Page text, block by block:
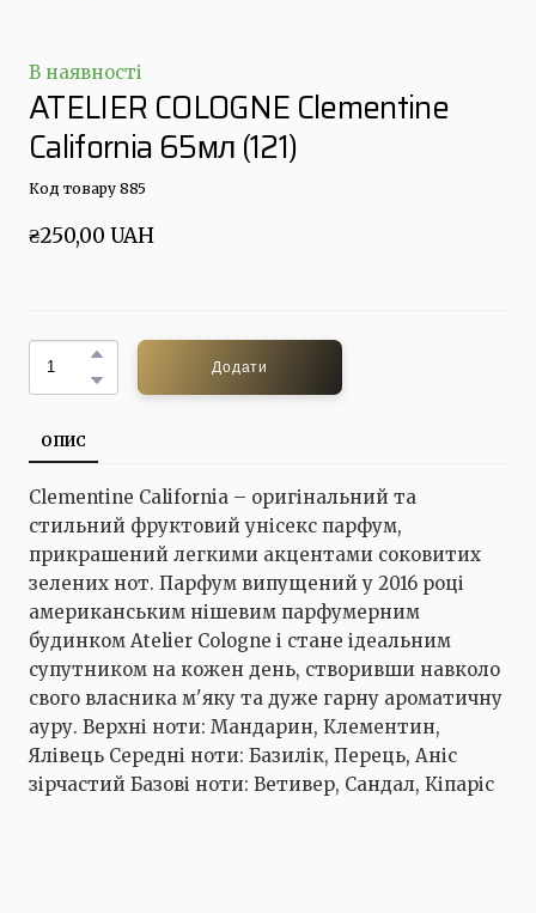
В наявності
ATELIER COLOGNE Clementine
California 65мл(121)
Код товару 885
₴250,00 UAH
Додати
ОПИС
Clementine California – оригінальний та
стильний фруктовий унісекс парфум,
прикрашений легкими акцентами соковитих
зелених нот. Парфум випущений у 2016 році
американським нішевим парфумерним
будинком Atelier Cologne і стане ідеальним
супутником на кожен день, створивши навколо
свого власника м'яку та дуже гарну ароматичну
ауру. Верхні ноти: Мандарин, Клементин,
Ялівець Середні ноти: Базилік, Перець, Аніс
зірчастий Базові ноти: Ветивер, Сандал, Кіпаріс